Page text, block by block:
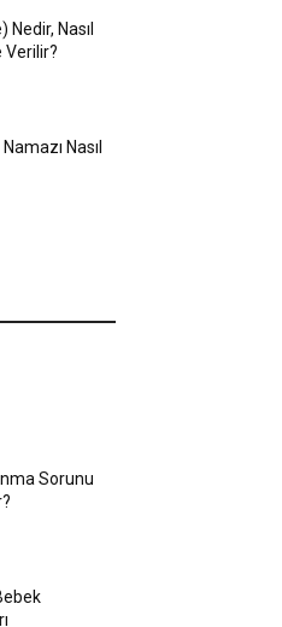
Nedir, Nasıl
Verilir?
Nasıl
Sorunu